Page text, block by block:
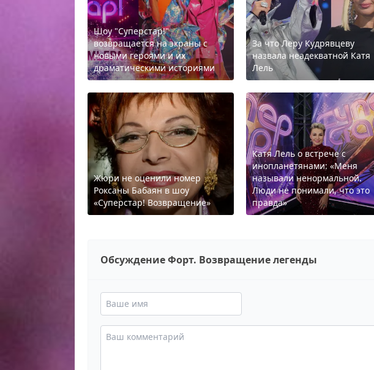
Шоу "Суперстар!"
возвращается на экраны с
новыми героями и их
драматическими историями
За что Леру Кудрявцеву
назвала неадекватной Катя
Лель
Жюри не оценили номер
Роксаны Бабаян в шоу
«Суперстар! Возвращение»
Катя Лель о встрече с
инопланетянами: «Меня
называли ненормальной.
Люди не понимали, что это
правда»
Обсуждение Форт. Возвращение легенды